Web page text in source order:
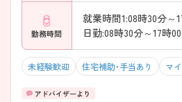
勤務時間
就業時間1:08時30分～
日勤:08時30分～17時00
未経験歓迎 住宅補助・手当あり マ